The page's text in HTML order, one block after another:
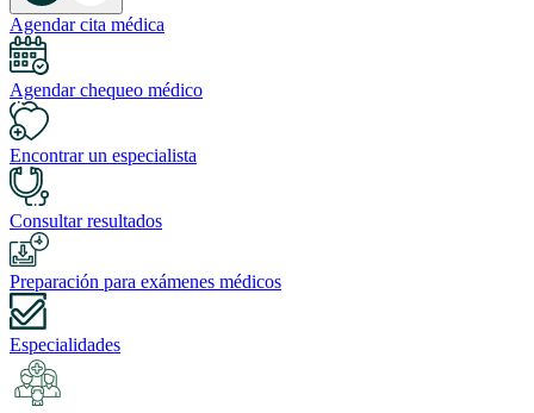
Agendar cita médica
Agendar chequeo médico
Encontrar un especialista
Consultar resultados
Preparación para exámenes médicos
Especialidades